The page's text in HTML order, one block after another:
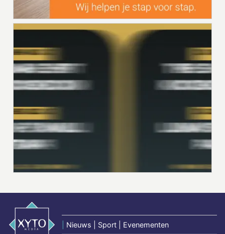
Nieuws | Sport | Evenementen